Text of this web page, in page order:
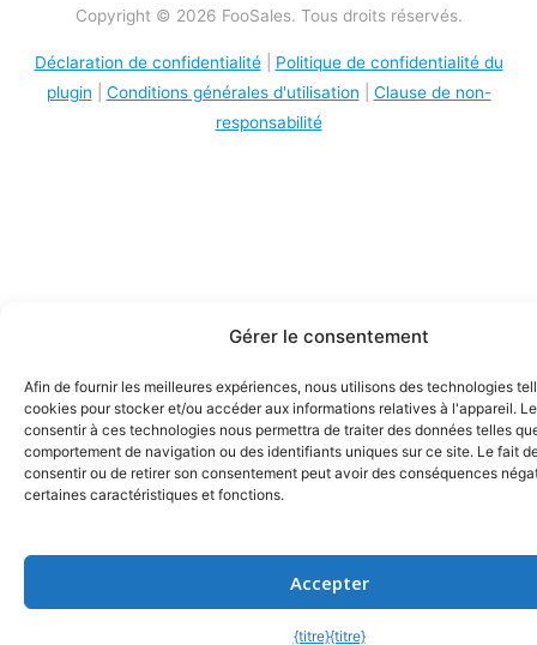
Gérer le consentement
Afin de fournir les meilleures expériences, nous utilisons des technologies
cookies pour stocker et/ou accéder aux informations relatives à l'appareil.
consentir à ces technologies nous permettra de traiter des données telles
comportement de navigation ou des identifiants uniques sur ce site. Le fait
consentir ou de retirer son consentement peut avoir des conséquences
certaines caractéristiques et fonctions.
Accepter
{titre}{titre}
Copyright © 2026 FooSales. Tous droits réservés.
Déclaration de confidentialité| Politique de confidentialité du
plugin
Conditions générales d'utilisation
Clause de non-
responsabilité